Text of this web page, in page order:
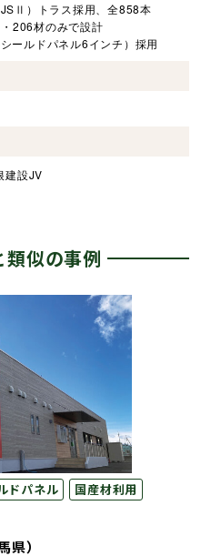
）トラス採用、全858本
206材のみで設計
ールドパネル6インチ）採用
建設JV
類似の事例
ドパネル
国産材利用
）